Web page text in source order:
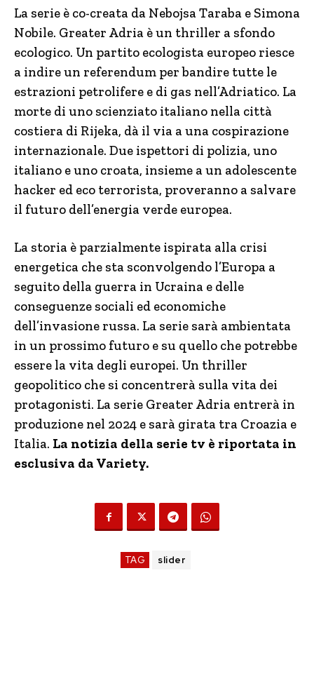
La serie è co-creata da Nebojsa Taraba e Simona
Nobile. Greater Adria è un thriller a sfondo
ecologico. Un partito ecologista europeo riesce
a indire un referendum per bandire tutte le
estrazioni petrolifere e di gas nell’Adriatico. La
morte di uno scienziato italiano nella città
costiera di Rijeka, dà il via a una cospirazione
internazionale. Due ispettori di polizia, uno
italiano e uno croata, insieme a un adolescente
hacker ed eco terrorista, proveranno a salvare
il futuro dell’energia verde europea.
La storia è parzialmente ispirata alla crisi
energetica che sta sconvolgendo l’Europa a
seguito della guerra in Ucraina e delle
conseguenze sociali ed economiche
dell’invasione russa. La serie sarà ambientata
in un prossimo futuro e su quello che potrebbe
essere la vita degli europei. Un thriller
geopolitico che si concentrerà sulla vita dei
protagonisti. La serie Greater Adria entrerà in
produzione nel 2024 e sarà girata tra Croazia e
Italia. La notizia della serie tv è riportata in
esclusiva da Variety.
TAG slider